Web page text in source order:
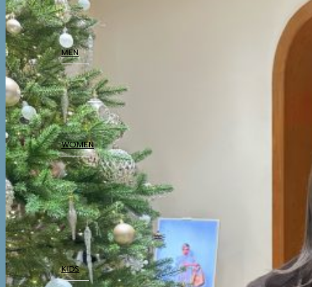
HOME
SHOP
MEN
COATS
TOP
BOTTOM
THERMAL UNDERWEAR
WOMEN
COATS
TOP
BOTTOM
DRESSES & AIRPORT
LOOKS
THERMAL UNDERWEAR
KIDS